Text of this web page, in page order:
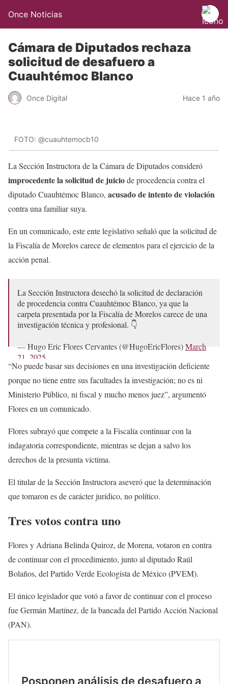
Once Noticias
Cámara de Diputados rechaza
solicitud de desafuero a
Cuauhtémoc Blanco
Once Digital Hace 1 año
FOTO: @cuauhtemocb10
La Sección Instructora de la Cámara de Diputados consideró
improcedente la solicitud de juiciode procedencia contra el
diputado Cuauhtémoc Blanco, acusado de intento de violación
contra una familiar suya.
En un comunicado, este ente legislativo señaló que la solicitud de
la Fiscalía de Morelos carece de elementos para el ejercicio de la
acción penal.
La Sección Instructora desechó la solicitud de declaración
de procedencia contra Cuauhtémoc Blanco, ya que la
carpeta presentada por la Fiscalía de Morelos carece de una
investigación técnica y profesional. 👇
— Hugo Eric Flores Cervantes (@HugoEricFlores)March
21, 2025
“No puede basar sus decisiones en una investigación deficiente
porque no tiene entre sus facultades la investigación; no es ni
Ministerio Público, ni fiscal y mucho menos juez”, argumentó
Flores en un comunicado.
Flores subrayó que compete a la Fiscalía continuar con la
indagatoria correspondiente, mientras se dejan a salvo los
derechos de la presunta víctima.
El titular de la Sección Instructora aseveró que la determinación
que tomaron es de carácter jurídico, no político.
Tres votos contra uno
Flores y Adriana Belinda Quiroz, de Morena, votaron en contra
de continuar con el procedimiento, junto al diputado Raúl
Bolaños, del Partido Verde Ecologista de México (PVEM).
El único legislador que votó a favor de continuar con el proceso
fue Germán Martínez, de la bancada del Partido Acción Nacional
(PAN).